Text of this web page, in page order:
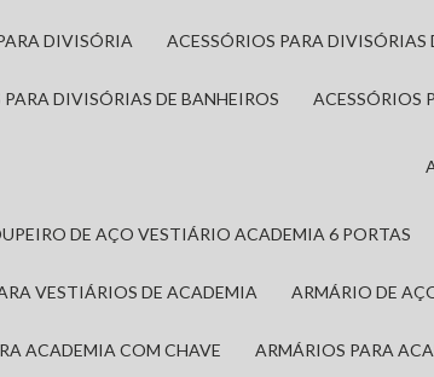
DIVISÓRIA ACESSÓRIOS PARA
PARA DIVISÓRIAS DE BANHEIROS
DE AÇO VESTIÁRIO ACADEMIA 6 PORTAS
VESTIÁRIOS DE ACADEMIA ARMÁRIO DE
ACADEMIA COM CHAVE ARMÁRIOS PARA